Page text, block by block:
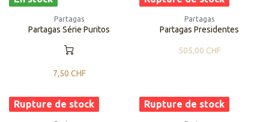
Partagas
Partagas Série Puritos
7,50 CHF
Partagas
Partagas Presidentes
505,00 CHF
Rupture de stock Rupture de stock